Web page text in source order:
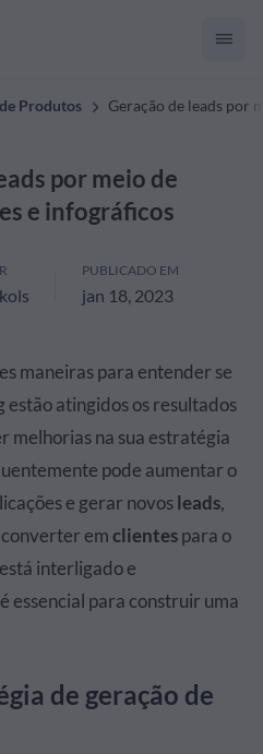
Produtos Geração de leads por
por meio de
e infográficos
PUBLICADO EM
jan 18, 2023
maneiras para entender se
estão atingidos os resultados
melhorias na sua estratégia
pode aumentar o
e gerar novosleads,
converter emclientespara o
interligado e
essencial para construir uma
de geração de